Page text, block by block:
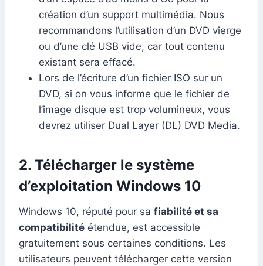
création d’un support multimédia. Nous
recommandons l’utilisation d’un DVD vierge
ou d’une clé USB vide, car tout contenu
existant sera effacé.
Lors de l’écriture d’un fichier ISO sur un
DVD, si on vous informe que le fichier de
l’image disque est trop volumineux, vous
devrez utiliser Dual Layer (DL) DVD Media.
2. Télécharger le système
d’exploitation Windows 10
Windows 10, réputé pour sa fiabilité et sa
compatibilité étendue, est accessible
gratuitement sous certaines conditions. Les
utilisateurs peuvent télécharger cette version